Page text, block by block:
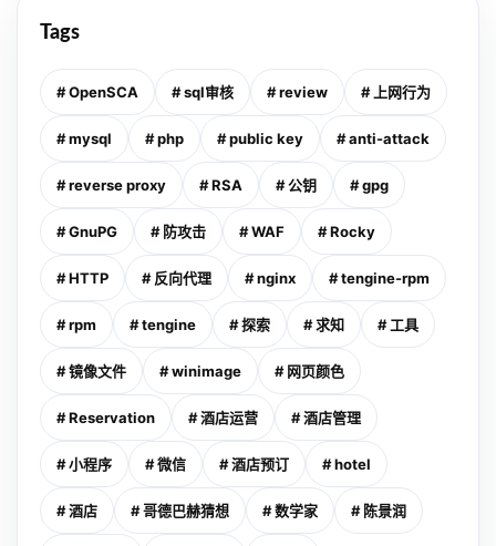
Tags
# OpenSCA # sql审核 # review # 上网行为
# mysql # php # public key # anti-attack
# reverse proxy # RSA # 公钥 # gpg
# GnuPG # 防攻击 # WAF # Rocky
# HTTP # 反向代理 # nginx # tengine-rpm
# rpm # tengine # 探索 # 求知 # 工具
# 镜像文件 # winimage # 网页颜色
# Reservation # 酒店运营 # 酒店管理
# 小程序 # 微信 # 酒店预订 # hotel
# 酒店 # 哥德巴赫猜想 # 数学家 # 陈景润